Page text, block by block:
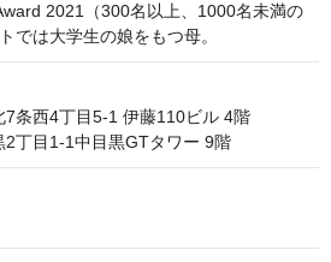
2021（300名以上、1000名未満の
では大学生の娘をもつ母。
条西4丁目5-1 伊藤110ビル 4階
丁目1-1中目黒GTタワー 9階